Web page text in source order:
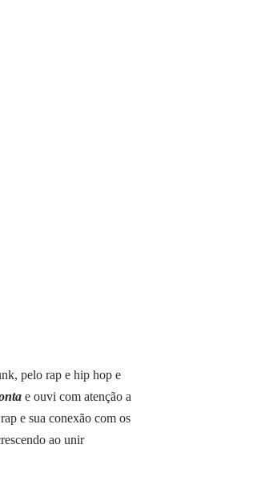
pelo rap e hip hop e
e ouvi com atenção a
e sua conexão com os
ao unir